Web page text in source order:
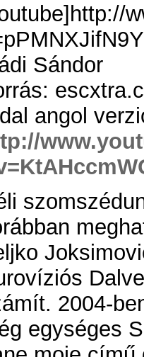
Sándor
angol
2004-
egységes